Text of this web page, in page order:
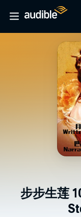
步步生莲